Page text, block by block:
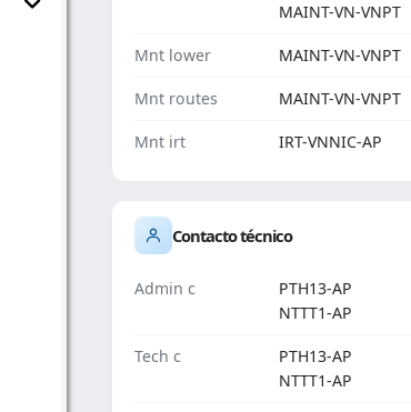
MAINT-VN-VNPT
Mnt lower MAINT-VN-VNPT
Mnt routes MAINT-VN-VNPT
Mnt irt IRT-VNNIC-AP
Contacto técnico
Admin c
PTH13-AP
NTTT1-AP
Tech c
PTH13-AP
NTTT1-AP